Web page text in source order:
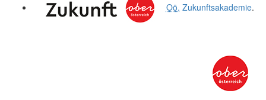
Oö. Zukunftsakademie.